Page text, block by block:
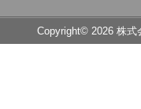
Copyright© 2026 株式